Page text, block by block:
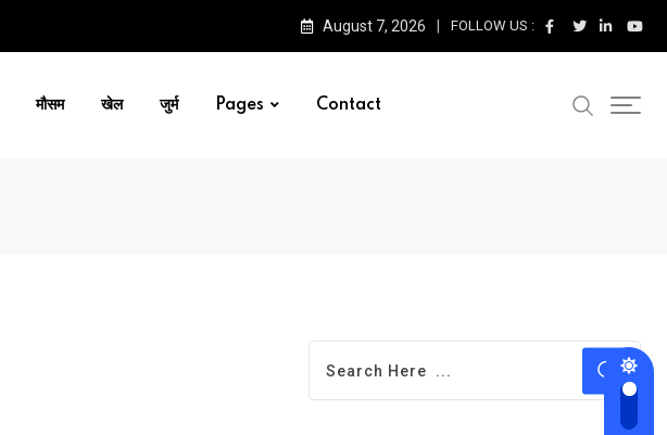
August 7, 2026 FOLLOW US :
मौसम खेल जुर्म Pages Contact